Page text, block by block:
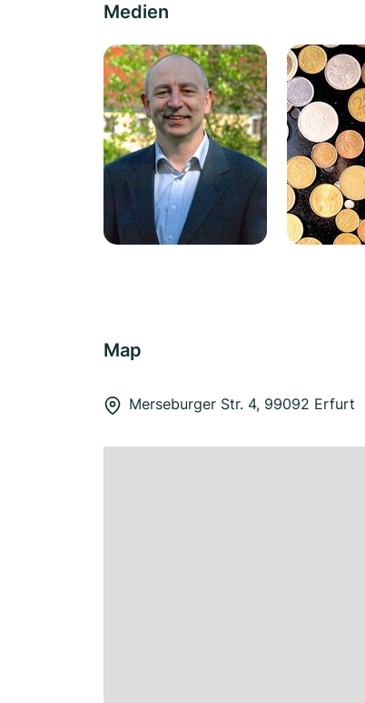
Medien
Map
Merseburger Str. 4, 99092 Erfurt